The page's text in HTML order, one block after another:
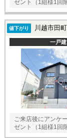
ゼント（1組様1回
値下がり 川越市田
一戸建
ご来店後にアンケ
ゼント（1組様1回